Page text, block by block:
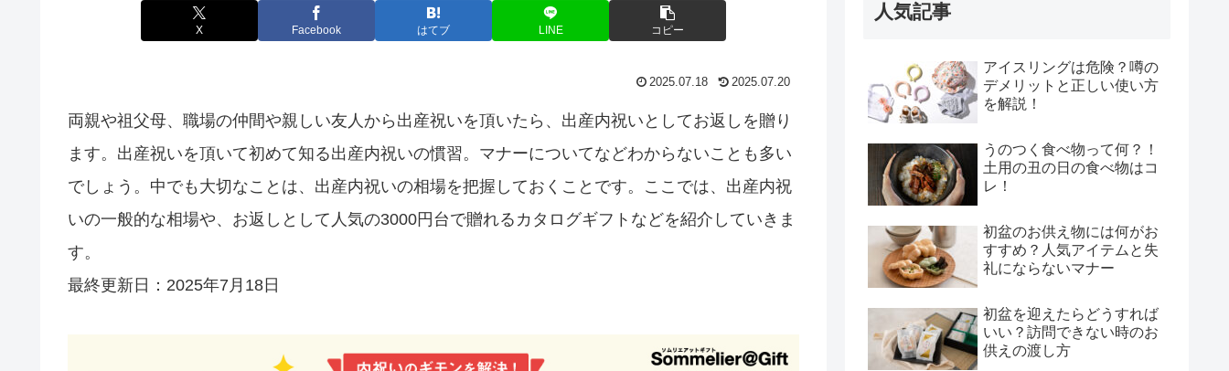
X Facebook はてブ LINE コピー
2025.07.18 2025.07.20
両親や祖父母、職場の仲間や親しい友人から出産祝いを頂いたら、出産内祝いとしてお返しを贈り
ます。出産祝いを頂いて初めて知る出産内祝いの慣習。マナーについてなどわからないことも多い
でしょう。中でも大切なことは、出産内祝いの相場を把握しておくことです。ここでは、出産内祝
いの一般的な相場や、お返しとして人気の3000円台で贈れるカタログギフトなどを紹介していきま
す。
最終更新日：2025年7月18日
人気記事
アイスリングは危険？噂の
デメリットと正しい使い方
を解説！
うのつく食べ物って何？！
土用の丑の日の食べ物はコ
レ！
初盆のお供え物には何がお
すすめ？人気アイテムと失
礼にならないマナー
初盆を迎えたらどうすれば
いい？訪問できない時のお
供えの渡し方